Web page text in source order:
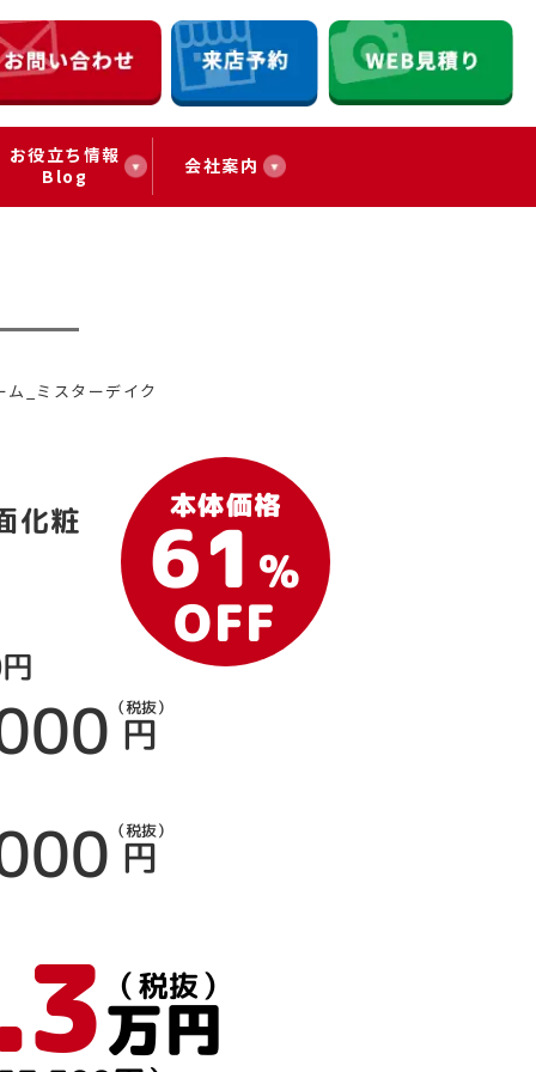
お役立ち情報
Blog
会社案内
_ミスターデイク
本体価格
61 %
OFF
化粧
（税抜）
円
（税抜）
円
（税抜）
万円